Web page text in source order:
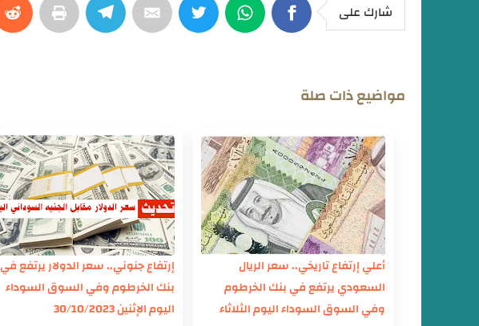
شارك على
مواضيع ذات صلة
أعلي إرتفاع تاريخي.. سعر الريال
السعودي يرتفع في بنك الخرطوم
وفي السوق السوداء اليوم الثلاثاء
إرتفاع جنوني.. سعر الدولار يرتفع في
بنك الخرطوم وفي السوق السوداء
اليوم الإثنين 30/10/2023